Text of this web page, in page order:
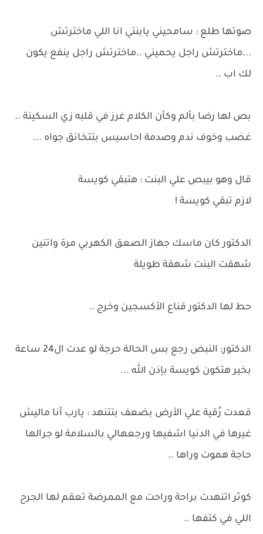
صوتها طلع : سامحيني يابنتي انا اللي ماخترتش
...ماخترتش راجل يحميني ..ماخترتش راجل ينفع يكون
لك اب ..
بص لها رضا بألم وكأن الكلام غرز في قلبه زي السكينة ..
غضب وخوف ندم وصدمة احاسيس بتتخانق جواه ...
قال وهو بيبص علي البنت : هتبقي كويسة
لازم تبقي كويسة !
الدكتور كان ماسك جهاز الصعق الكهربي مرة واتنين
شهقت البنت شهقة طويلة
حط لها الدكتور قناع الأكسجين وخرج ..
الدكتور: النبض رجع بس الحالة حرجة لو عدت ال24 ساعة
بخير هتكون كويسة بإذن الله ...
قعدت رُقية علي الأرض بضعف بتتنهد : يارب أنا ماليش
غيرها في الدنيا اشفيها ورجعهالي بالسلامة لو جرالها
حاجة هموت وراها ..
كوثر اتنهدت براحة وراحت مع الممرضة تعقم لها الجرح
اللي في كتفها ..